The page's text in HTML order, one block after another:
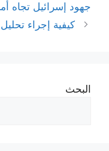
جهود إسرائيل تجاه
كيفية إجراء
البحث